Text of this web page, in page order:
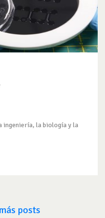
ingeniería, la biología y la
posts